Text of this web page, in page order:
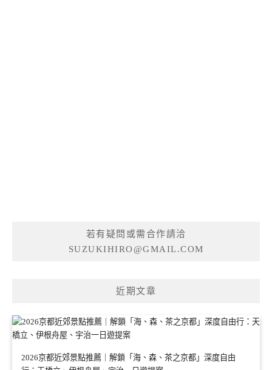
若有疑問或需合作請洽
SUZUKIHIRO@GMAIL.COM
近期文章
2026京都近郊景點推薦｜解鎖「海、森、茶之京都」深度自由